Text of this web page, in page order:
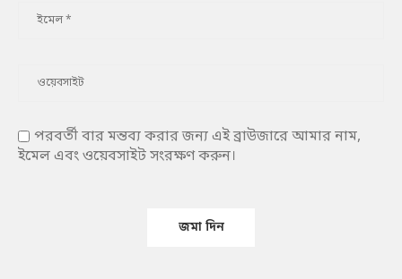
পরবর্তী বার মন্তব্য করার জন্য এই ব্রাউজারে আমার নাম,
ইমেল এবং ওয়েবসাইট সংরক্ষণ করুন।